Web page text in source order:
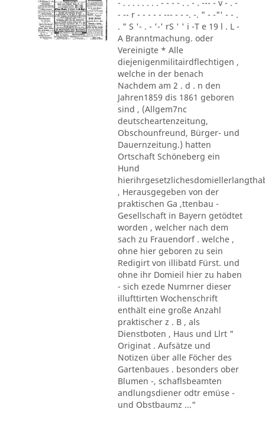
- . . . . . . . . - - - - . . - . --- - v - . -
- -- r - - - - - --- - - -. -. " - -"' - - .
. " S '- . - '-' rS ' ' i -T e 19 l . L -
A Branntmachung. oder
Vereinigte * Alle
diejenigenmilitairdflechtigen ,
welche in der benach
Nachdem am 2 . d . n den
Jahren1859 dis 1861 geboren
sind , (Allgem7nc
deutscheartenzeitung,
Obschounfreund, Bürger- und
Dauernzeitung.) hatten
Ortschaft Schöneberg ein
Hund
, Herausgegeben von der
praktischen Ga ,ttenbau -
Gesellschaft in Bayern getödtet
worden , welcher nach dem
sach zu Frauendorf . welche ,
ohne hier geboren zu sein
Redigirt von illibatd Fürst. und
ohne ihr Domieil hier zu haben
- sich ezede Numrner dieser
illufttirten Wochenschrift
enthält eine große Anzahl
praktischer z . B , als
Dienstboten , Haus und Llrt "
Originat . Aufsätze und
Notizen über alle Föcher des
Gartenbaues . besonders ober
Blumen -, schaflsbeamten
andlungsdiener odtr emüse -
und Obstbaumz ..."